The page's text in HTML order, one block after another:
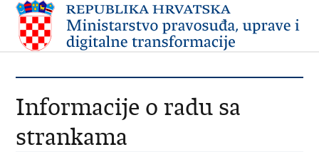
Informacije o radu sa
strankama